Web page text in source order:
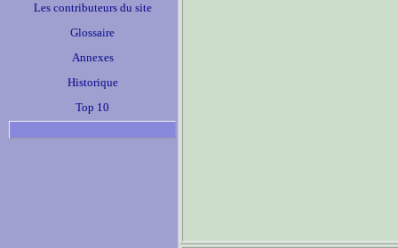
Les contributeurs du site
Glossaire
Annexes
Historique
Top 10